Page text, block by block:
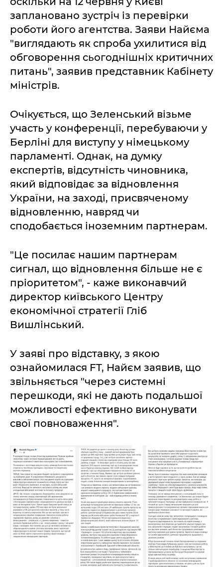
заплановано зустріч із перевірки
роботи його агентства. Заяви Найєма
"виглядають як спроба ухилитися від
обговорення сьогоднішніх критичних
питань", заявив представник Кабінету
міністрів.
Очікується, що Зеленський візьме
участь у конференції, перебуваючи у
Берліні для виступу у німецькому
парламенті. Однак, на думку
експертів, відсутність чиновника,
який відповідає за відновлення
України, на заході, присвяченому
відновленню, навряд чи
сподобається іноземним партнерам.
"Це посилає нашим партнерам
сигнал, що відновлення більше не є
пріоритетом", - каже виконавчий
директор київського Центру
економічної стратегії Гліб
Вишлінський.
У заяві про відставку, з якою
ознайомилася FT, Найєм заявив, що
звільняється "через системні
перешкоди, які не дають подальшої
можливості ефективно виконувати
свої повноваження".